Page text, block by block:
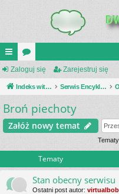
UI
C
K
_L
or
a
Zaloguj się Zarejestruj się
Indeks witryny Serwis Encyklopedia Uzbrojenia
Broń piechoty
Załóż nowy temat
Tematy
Stan obecny serwisu
Ostatni post autor: virtualbob